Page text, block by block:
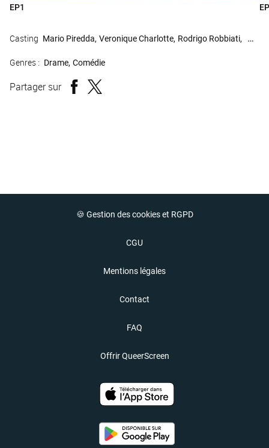
EP1
Casting Mario Piredda Veronique Charlotte Rodrigo Robbiati Ester
Genres : Drame Comédie
Partager sur
🍪 Gestion des cookies et RGPD
CGU
Mentions légales
Contact
FAQ
Offrir QueerScreen